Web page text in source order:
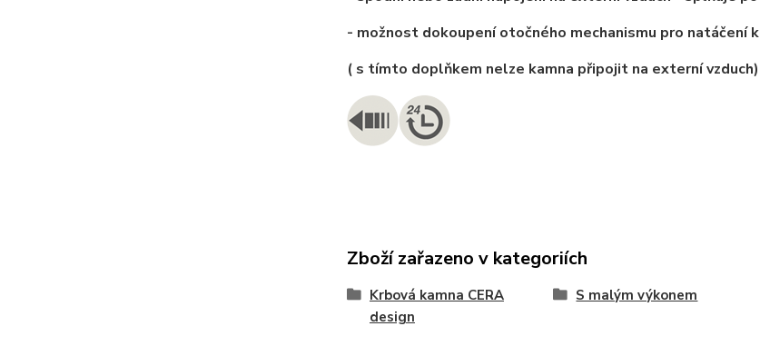
- možnost dokoupení otočného mechanismu pro natáčení
( s tímto doplňkem nelze kamna připojit na externí vzduch)
Zboží zařazeno v kategoriích
Krbová kamna CERA
design
S malým výkonem